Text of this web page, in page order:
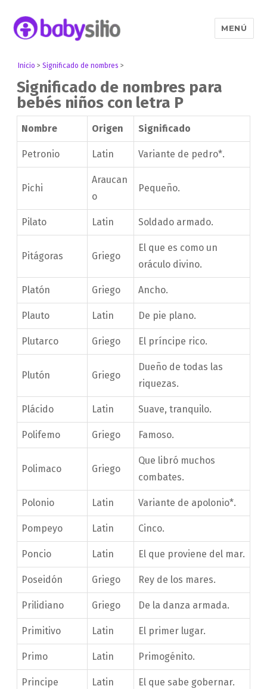
MENÚ
Inicio >Significado de nombres >
Significado de nombres para
bebés niños con letra P
Nombre Origen Significado
Petronio Latin Variante de pedro*.
Pichi
Araucan
o
Pequeño.
Pilato Latin Soldado armado.
Pitágoras Griego
El que es como un
oráculo divino.
Platón Griego Ancho.
Plauto Latin De pie plano.
Plutarco Griego El príncipe rico.
Plutón Griego
Dueño de todas las
riquezas.
Plácido Latin Suave, tranquilo.
Polifemo Griego Famoso.
Polimaco Griego
Que libró muchos
combates.
Polonio Latin Variante de apolonio*.
Pompeyo Latin Cinco.
Poncio Latin El que proviene del mar.
Poseidón Griego Rey de los mares.
Prilidiano Griego De la danza armada.
Primitivo Latin El primer lugar.
Primo Latin Primogénito.
Principe Latin El que sabe gobernar.